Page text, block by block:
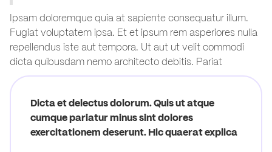
Ipsam doloremque quia at sapiente consequatur illum.
Fugiat voluptatem ipsa. Et et ipsum rem asperiores nulla
repellendus iste aut tempora. Ut aut ut velit commodi
dicta quibusdam nemo architecto debitis. Pariat
Dicta et delectus dolorum. Quis ut atque
cumque pariatur minus sint dolores
exercitationem deserunt. Hic quaerat explica